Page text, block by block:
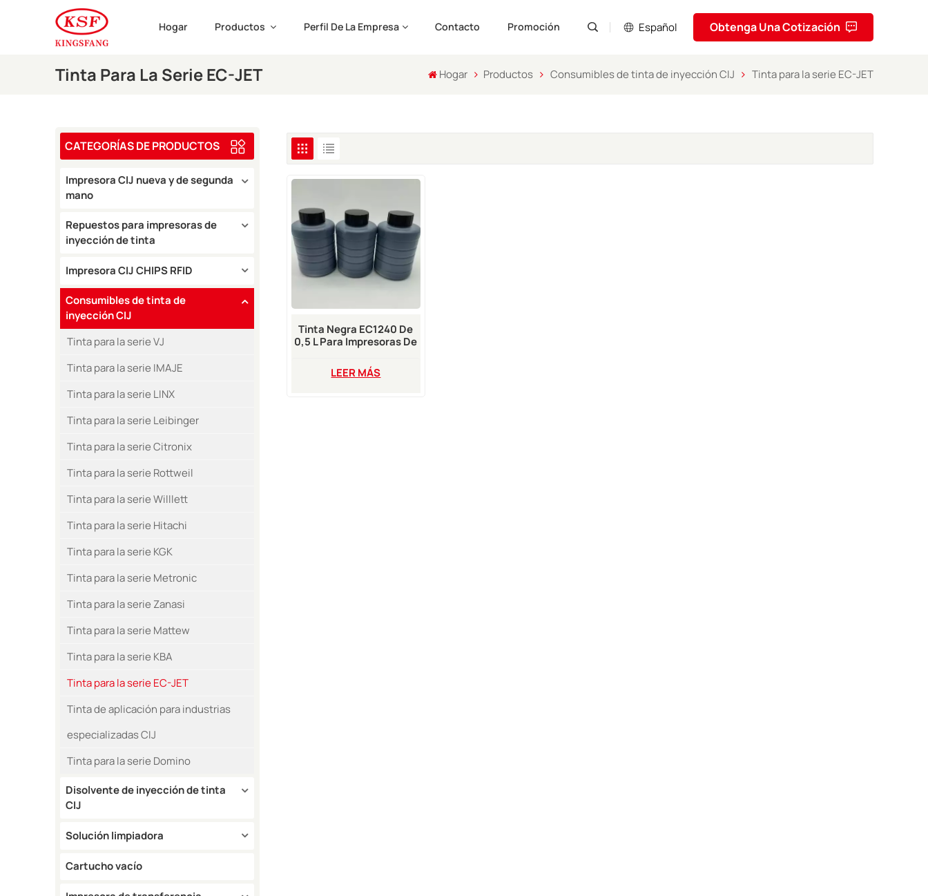
Hogar Productos Perfil De La Empresa Contacto Promoción Español Obtenga Una Cotización
Tinta Para La Serie EC-JET Hogar Productos Consumibles de tinta de inyección CIJ Tinta para la serie EC-JET
CATEGORÍAS DE PRODUCTOS
Impresora CIJ nueva y de segunda
mano
Repuestos para impresoras de
inyección de tinta
Impresora CIJ CHIPS RFID
Consumibles de tinta de
inyección CIJ
Tinta para la serie VJ
Tinta para la serie IMAJE
Tinta para la serie LINX
Tinta para la serie Leibinger
Tinta para la serie Citronix
Tinta para la serie Rottweil
Tinta para la serie Willlett
Tinta para la serie Hitachi
Tinta para la serie KGK
Tinta para la serie Metronic
Tinta para la serie Zanasi
Tinta para la serie Mattew
Tinta para la serie KBA
Tinta para la serie EC-JET
Tinta de aplicación para industrias
especializadas CIJ
Tinta para la serie Domino
Disolvente de inyección de tinta
CIJ
Solución limpiadora
Cartucho vacío
Tinta Negra EC1240 De
0,5 L Para Impresoras De
Pack
LEER MÁS